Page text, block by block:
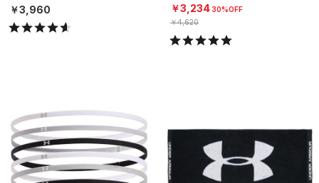
N）
￥3,960 ￥3,23430%OFF
￥4,620